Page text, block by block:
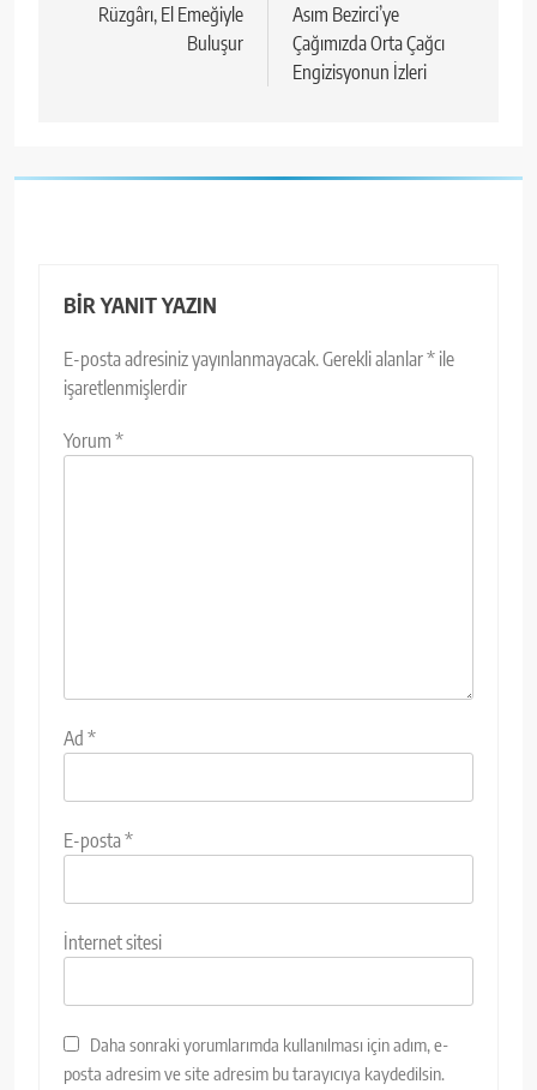
Rüzgârı, El Emeğiyle
Buluşur
Asım Bezirci’ye
Çağımızda Orta Çağcı
Engizisyonun İzleri
BIR YANIT YAZIN
E-posta adresiniz yayınlanmayacak.Gerekli alanlar* ile
işaretlenmişlerdir
Yorum *
Ad *
E-posta*
İnternet sitesi
Daha sonraki yorumlarımda kullanılması için adım, e-
posta adresim ve site adresim bu tarayıcıya kaydedilsin.